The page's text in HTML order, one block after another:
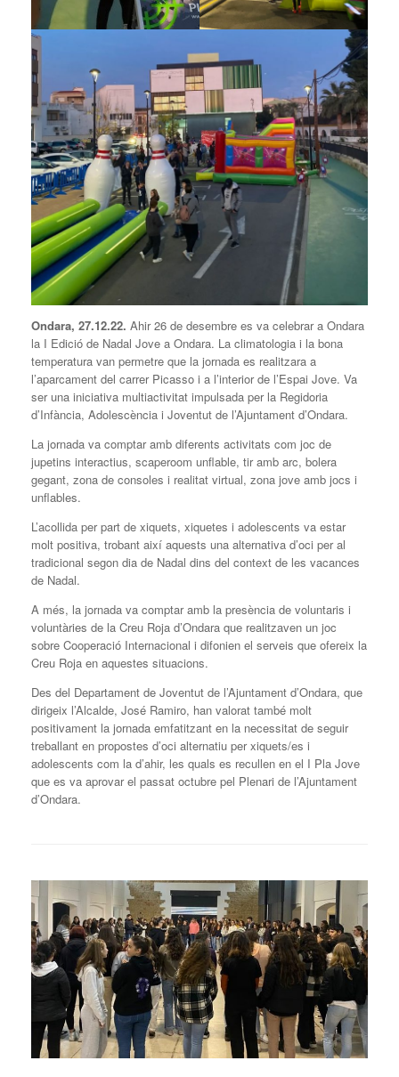
Ondara, 27.12.22. Ahir 26 de desembre es va celebrar a Ondara
la I Edició de Nadal Jove a Ondara. La climatologia i la bona
temperatura van permetre que la jornada es realitzara a
l’aparcament del carrer Picasso i a l’interior de l’Espai Jove. Va
ser una iniciativa multiactivitat impulsada per la Regidoria
d’Infància, Adolescència i Joventut de l’Ajuntament d’Ondara.
La jornada va comptar amb diferents activitats com joc de
jupetins interactius, scaperoom unflable, tir amb arc, bolera
gegant, zona de consoles i realitat virtual, zona jove amb jocs i
unflables.
L’acollida per part de xiquets, xiquetes i adolescents va estar
molt positiva, trobant així aquests una alternativa d’oci per al
tradicional segon dia de Nadal dins del context de les vacances
de Nadal.
A més, la jornada va comptar amb la presència de voluntaris i
voluntàries de la Creu Roja d’Ondara que realitzaven un joc
sobre Cooperació Internacional i difonien el serveis que ofereix la
Creu Roja en aquestes situacions.
Des del Departament de Joventut de l’Ajuntament d’Ondara, que
dirigeix l’Alcalde, José Ramiro, han valorat també molt
positivament la jornada emfatitzant en la necessitat de seguir
treballant en propostes d’oci alternatiu per xiquets/es i
adolescents com la d’ahir, les quals es recullen en el I Pla Jove
que es va aprovar el passat octubre pel Plenari de l’Ajuntament
d’Ondara.